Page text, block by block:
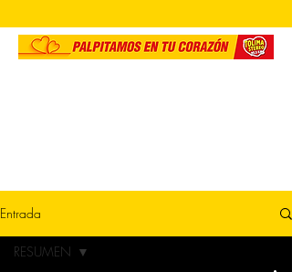
Entrada
RESUMEN